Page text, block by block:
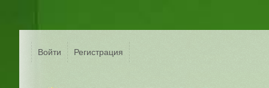
Войти Регистрация